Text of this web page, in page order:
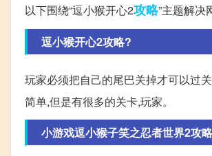
以下围绕“逗小猴开心2攻略”主题解决
逗小猴开心2攻略?
玩家必须把自己的尾巴关掉才可以过
简单,但是有很多的关卡,玩家。
小游戏逗小猴子笑之忍者世界2攻